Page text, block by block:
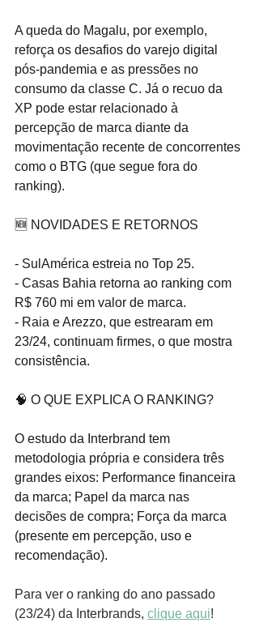
A queda do Magalu, por exemplo,
reforça os desafios do varejo digital
pós-pandemia e as pressões no
consumo da classe C. Já o recuo da
XP pode estar relacionado à
percepção de marca diante da
movimentação recente de concorrentes
como o BTG (que segue fora do
ranking).
🆕 NOVIDADES E RETORNOS
- SulAmérica estreia no Top 25.
- Casas Bahia retorna ao ranking com
R$ 760 mi em valor de marca.
- Raia e Arezzo, que estrearam em
23/24, continuam firmes, o que mostra
consistência.
🧠 O QUE EXPLICA O RANKING?
O estudo da Interbrand tem
metodologia própria e considera três
grandes eixos: Performance financeira
da marca; Papel da marca nas
decisões de compra; Força da marca
(presente em percepção, uso e
recomendação).
Para ver o ranking do ano passado
(23/24) da Interbrands, clique aqui!